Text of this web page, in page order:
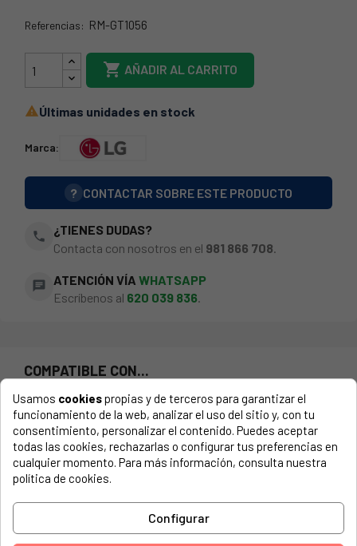
Referencias: RM-GT1056
RM-GT1056
 AÑADIR AL CARRITO
Últimas unidades en stock
Marca:
? CONTACTAR SOBRE ESTE PRODUCTO
phone
¿TIENES DUDAS?
Contacta con nosotros en el 981 866 708
chat ATENCIÓN VÍA WHATSAPP
Escríbenos al 620 039 836.
COMPATIBLE CON...
El número de modelo lo encontrarás en la etiqueta de tu
electrodoméstico. Suele estar formado por números y
letras.
Plato microondas Ø 260 mm. LG
Canal de 163 a 195 mm
Usamos cookiespropias y de terceros para garantizar el
funcionamiento de la web, analizar el uso del sitio y, con tu
consentimiento, personalizar el contenido. Puedes aceptar
todas las cookies, rechazarlas o configurar tus preferencias en
cualquier momento. Para más información, consulta nuestra
política de cookies.
Configurar